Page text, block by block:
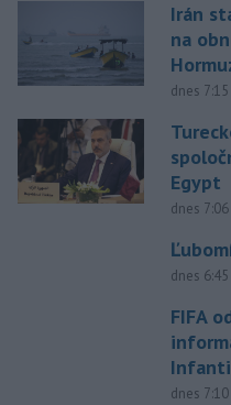
Irán
na
dnes 7:15
Egypt
dnes 7:06
dnes 6:45
FIFA
dnes 7:10